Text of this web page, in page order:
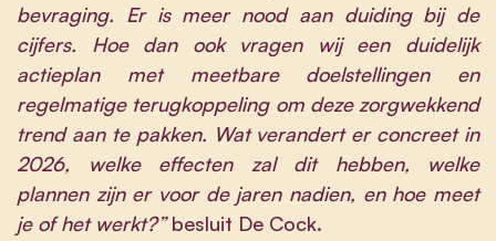
bevraging. Er is meer nood aan duiding bij de
cijfers. Hoe dan ook vragen wij een duidelijk
actieplan met meetbare doelstellingen en
regelmatige terugkoppeling om deze zorgwekkend
trend aan te pakken. Wat verandert er concreet in
2026, welke effecten zal dit hebben, welke
plannen zijn er voor de jaren nadien, en hoe meet
je of het werkt?”besluit De Cock.